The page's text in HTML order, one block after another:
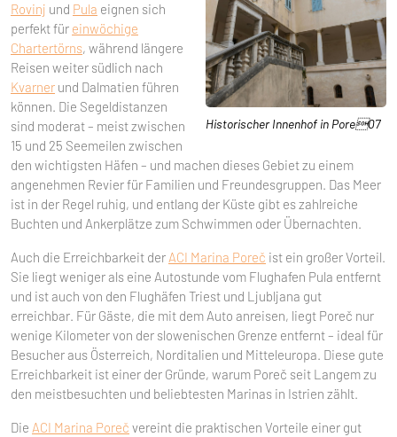
Historischer Innenhof in Pore07
Rovinj und Pula eignen sich
perfekt für einwöchige
Chartertörns, während längere
Reisen weiter südlich nach
Kvarner und Dalmatien führen
können. Die Segeldistanzen
sind moderat – meist zwischen
15 und 25 Seemeilen zwischen
den wichtigsten Häfen – und machen dieses Gebiet zu einem
angenehmen Revier für Familien und Freundesgruppen. Das Meer
ist in der Regel ruhig, und entlang der Küste gibt es zahlreiche
Buchten und Ankerplätze zum Schwimmen oder Übernachten.
Auch die Erreichbarkeit der ACI Marina Poreč ist ein großer Vorteil.
Sie liegt weniger als eine Autostunde vom Flughafen Pula entfernt
und ist auch von den Flughäfen Triest und Ljubljana gut
erreichbar. Für Gäste, die mit dem Auto anreisen, liegt Poreč nur
wenige Kilometer von der slowenischen Grenze entfernt – ideal für
Besucher aus Österreich, Norditalien und Mitteleuropa. Diese gute
Erreichbarkeit ist einer der Gründe, warum Poreč seit Langem zu
den meistbesuchten und beliebtesten Marinas in Istrien zählt.
Die ACI Marina Poreč vereint die praktischen Vorteile einer gut